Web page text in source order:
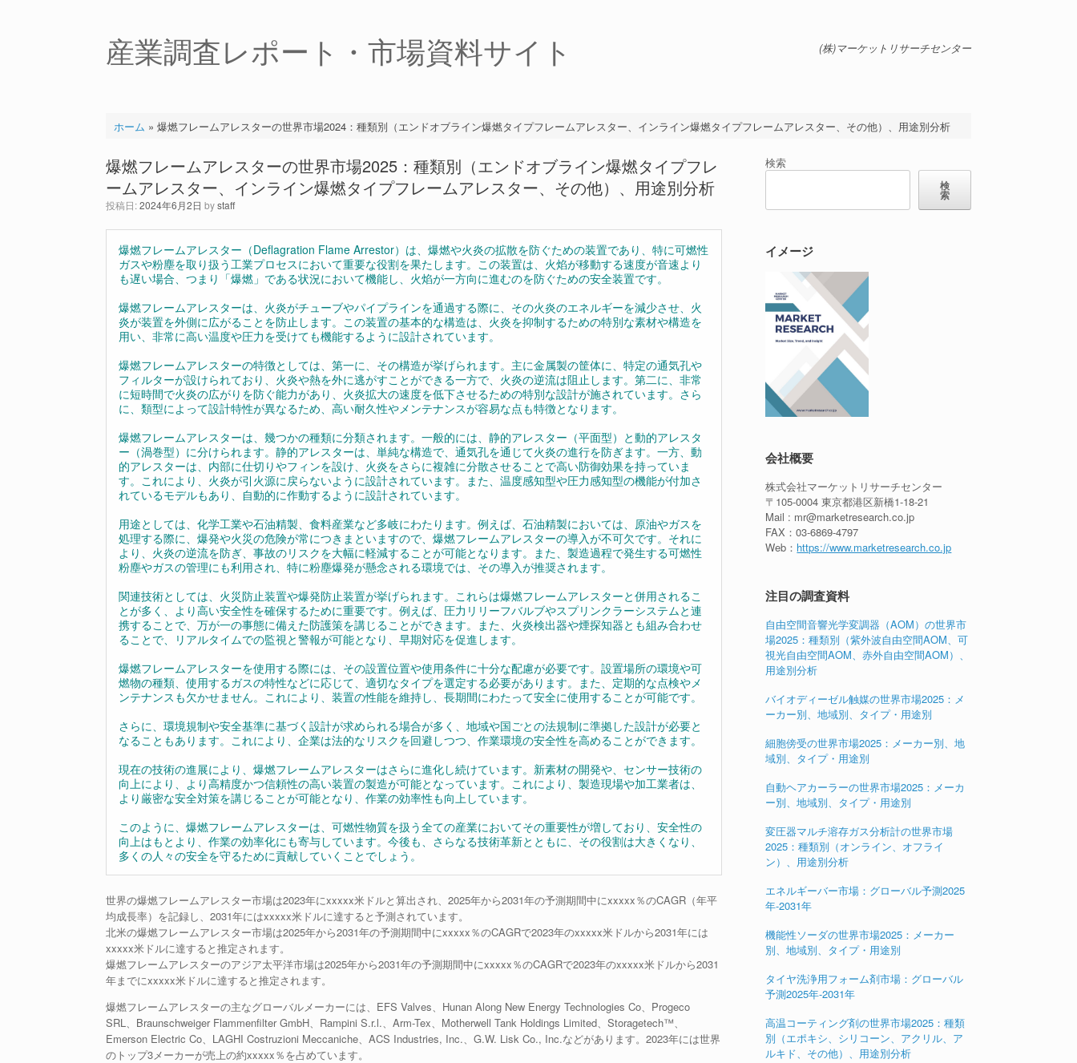
産業調査レポート・市場資料サイト (株)マーケットリサーチセンター
ホーム » 爆燃フレームアレスターの世界市場2024：種類別（エンドオブライン爆燃タイプフレームアレスター、インライン爆燃タイプフレームアレスター、その他）、用途別分析
爆燃フレームアレスターの世界市場2025：種類別（エンドオブライン爆燃タイプフレ
ームアレスター、インライン爆燃タイプフレームアレスター、その他）、用途別分析
投稿日:2024年6月2日 bystaff
爆燃フレームアレスター（Deflagration Flame Arrestor）は、爆燃や火炎の拡散を防ぐための装置であり、特に可燃性
ガスや粉塵を取り扱う工業プロセスにおいて重要な役割を果たします。この装置は、火焰が移動する速度が音速より
も遅い場合、つまり「爆燃」である状況において機能し、火焰が一方向に進むのを防ぐための安全装置です。
爆燃フレームアレスターは、火炎がチューブやパイプラインを通過する際に、その火炎のエネルギーを減少させ、火
炎が装置を外側に広がることを防止します。この装置の基本的な構造は、火炎を抑制するための特別な素材や構造を
用い、非常に高い温度や圧力を受けても機能するように設計されています。
爆燃フレームアレスターの特徴としては、第一に、その構造が挙げられます。主に金属製の筐体に、特定の通気孔や
フィルターが設けられており、火炎や熱を外に逃がすことができる一方で、火炎の逆流は阻止します。第二に、非常
に短時間で火炎の広がりを防ぐ能力があり、火炎拡大の速度を低下させるための特別な設計が施されています。さら
に、類型によって設計特性が異なるため、高い耐久性やメンテナンスが容易な点も特徴となります。
爆燃フレームアレスターは、幾つかの種類に分類されます。一般的には、静的アレスター（平面型）と動的アレスタ
ー（渦巻型）に分けられます。静的アレスターは、単純な構造で、通気孔を通じて火炎の進行を防ぎます。一方、動
的アレスターは、内部に仕切りやフィンを設け、火炎をさらに複雑に分散させることで高い防御効果を持っていま
す。これにより、火炎が引火源に戻らないように設計されています。また、温度感知型や圧力感知型の機能が付加さ
れているモデルもあり、自動的に作動するように設計されています。
用途としては、化学工業や石油精製、食料産業など多岐にわたります。例えば、石油精製においては、原油やガスを
処理する際に、爆発や火災の危険が常につきまといますので、爆燃フレームアレスターの導入が不可欠です。それに
より、火炎の逆流を防ぎ、事故のリスクを大幅に軽減することが可能となります。また、製造過程で発生する可燃性
粉塵やガスの管理にも利用され、特に粉塵爆発が懸念される環境では、その導入が推奨されます。
関連技術としては、火災防止装置や爆発防止装置が挙げられます。これらは爆燃フレームアレスターと併用されるこ
とが多く、より高い安全性を確保するために重要です。例えば、圧力リリーフバルブやスプリンクラーシステムと連
携することで、万が一の事態に備えた防護策を講じることができます。また、火炎検出器や煙探知器とも組み合わせ
ることで、リアルタイムでの監視と警報が可能となり、早期対応を促進します。
爆燃フレームアレスターを使用する際には、その設置位置や使用条件に十分な配慮が必要です。設置場所の環境や可
燃物の種類、使用するガスの特性などに応じて、適切なタイプを選定する必要があります。また、定期的な点検やメ
ンテナンスも欠かせません。これにより、装置の性能を維持し、長期間にわたって安全に使用することが可能です。
さらに、環境規制や安全基準に基づく設計が求められる場合が多く、地域や国ごとの法規制に準拠した設計が必要と
なることもあります。これにより、企業は法的なリスクを回避しつつ、作業環境の安全性を高めることができます。
現在の技術の進展により、爆燃フレームアレスターはさらに進化し続けています。新素材の開発や、センサー技術の
向上により、より高精度かつ信頼性の高い装置の製造が可能となっています。これにより、製造現場や加工業者は、
より厳密な安全対策を講じることが可能となり、作業の効率性も向上しています。
このように、爆燃フレームアレスターは、可燃性物質を扱う全ての産業においてその重要性が増しており、安全性の
向上はもとより、作業の効率化にも寄与しています。今後も、さらなる技術革新とともに、その役割は大きくなり、
多くの人々の安全を守るために貢献していくことでしょう。
世界の爆燃フレームアレスター市場は2023年にxxxxx米ドルと算出され、2025年から2031年の予測期間中にxxxxx％のCAGR（年平
均成長率）を記録し、2031年にはxxxxx米ドルに達すると予測されています。
北米の爆燃フレームアレスター市場は2025年から2031年の予測期間中にxxxxx％のCAGRで2023年のxxxxx米ドルから2031年には
xxxxx米ドルに達すると推定されます。
爆燃フレームアレスターのアジア太平洋市場は2025年から2031年の予測期間中にxxxxx％のCAGRで2023年のxxxxx米ドルから2031
年までにxxxxx米ドルに達すると推定されます。
爆燃フレームアレスターの主なグローバルメーカーには、EFS Valves、Hunan Along New Energy Technologies Co、Progeco
SRL、Braunschweiger Flammenfilter GmbH、Rampini S.r.l.、Arm-Tex、Motherwell Tank Holdings Limited、Storagetech™、
Emerson Electric Co、LAGHI Costruzioni Meccaniche、ACS Industries, Inc.、G.W. Lisk Co., Inc.などがあります。2023年には世界
のトップ3メーカーが売上の約xxxxx％を占めています。
検索
検
索
イメージ
会社概要
株式会社マーケットリサーチセンター
〒105-0004 東京都港区新橋1-18-21
Mail : mr@marketresearch.co.jp
FAX：03-6869-4797
Web： https://www.marketresearch.co.jp
注目の調査資料
自由空間音響光学変調器（AOM）の世界市
場2025：種類別（紫外波自由空間AOM、可
視光自由空間AOM、赤外自由空間AOM）、
用途別分析
バイオディーゼル触媒の世界市場2025：メ
ーカー別、地域別、タイプ・用途別
細胞傍受の世界市場2025：メーカー別、地
域別、タイプ・用途別
自動ヘアカーラーの世界市場2025：メーカ
ー別、地域別、タイプ・用途別
変圧器マルチ溶存ガス分析計の世界市場
2025：種類別（オンライン、オフライ
ン）、用途別分析
エネルギーバー市場：グローバル予測2025
年-2031年
機能性ソーダの世界市場2025：メーカー
別、地域別、タイプ・用途別
タイヤ洗浄用フォーム剤市場：グローバル
予測2025年-2031年
高温コーティング剤の世界市場2025：種類
別（エポキシ、シリコーン、アクリル、ア
ルキド、その他）、用途別分析